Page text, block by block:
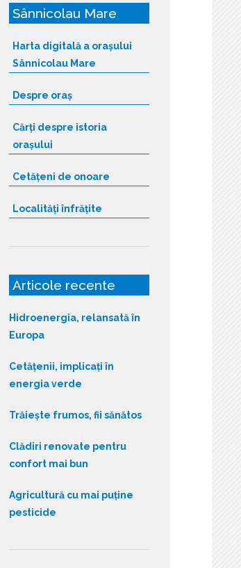
Sânnicolau Mare
Harta digitală a orașului
Sânnicolau Mare
Despre oraș
Cărți despre istoria
orașului
Cetățeni de onoare
Localități înfrățite
Articole recente
Hidroenergia, relansată în
Europa
Cetățenii, implicați în
energia verde
Trăiește frumos, fii sănătos
Clădiri renovate pentru
confort mai bun
Agricultură cu mai puține
pesticide